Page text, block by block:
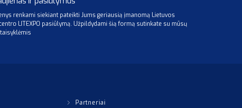
renkami siekiant pateikti Jums geriausią įmanomą Lietuvos
LITEXPO pasiūlymą. Užpildydami šią formą sutinkate su mūsų
Partneriai